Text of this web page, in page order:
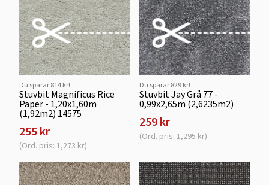
Du sparar 814 kr!
Stuvbit Magnificus Rice
Paper - 1,20x1,60m
(1,92m2) 14575
255 kr
(Ord. pris: 1,273 kr)
Du sparar 829 kr!
Stuvbit Jay Grå 77 -
0,99x2,65m (2,6235m2)
259 kr
(Ord. pris: 1,295 kr)